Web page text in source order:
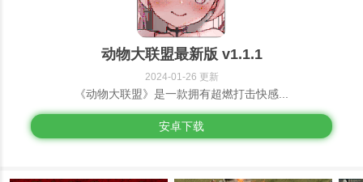
动物大联盟最新版 v1.1.1
2024-01-26 更新
《动物大联盟》是一款拥有超燃打击快感...
安卓下载